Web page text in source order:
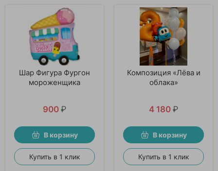
Шар Фигура Фургон
мороженщика
900 ₽
В корзину
Купить в 1 клик
Композиция «Лёва и
облака»
4 180 ₽
В корзину
Купить в 1 клик